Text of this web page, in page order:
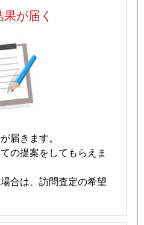
が届く
届きます。
の提案をしてもらえま
合は、訪問査定の希望